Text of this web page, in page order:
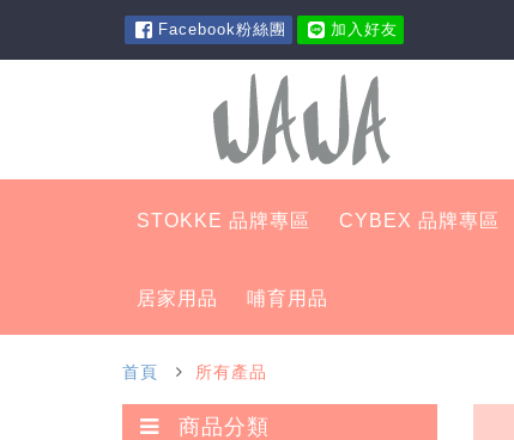
Facebook粉絲團 加入好友
STOKKE 品牌專區 CYBEX 品牌專區
居家用品 哺育用品
首頁 所有產品
商品分類